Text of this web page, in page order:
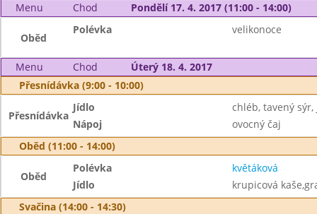
Menu Chod Pondělí 17. 4. 2017 (11:00 - 14:00)
Oběd
Polévka velikonoce
Menu Chod
Úterý 18. 4. 2017
Přesnídávka (9:00 - 10:00)
Přesnídávka
Jídlo
chléb, tavený sýr,
Nápoj
ovocný čaj
Oběd (11:00 - 14:00)
Oběd
Polévka
květáková
Jídlo
krupicová
Svačina (14:00 - 14:30)